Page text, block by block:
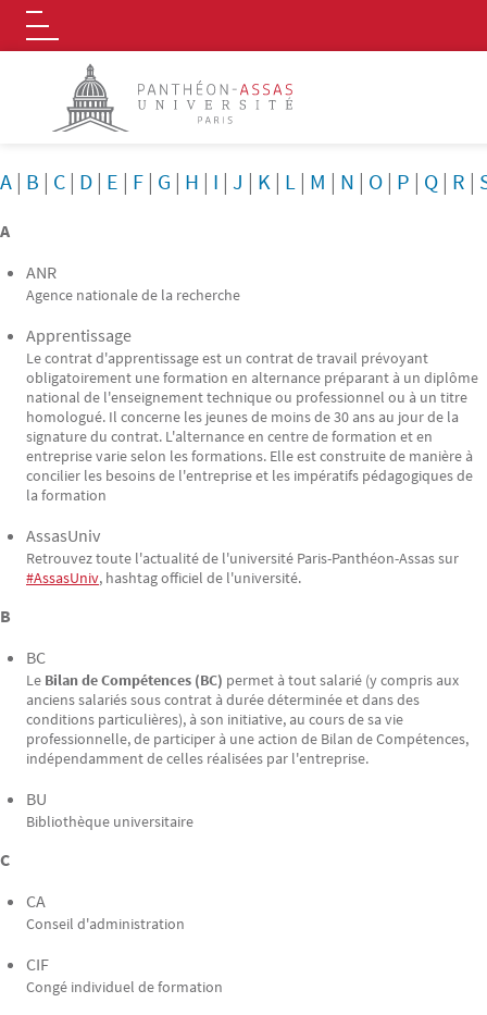
Logo
A | B | C | D | E | F | G | H | I | J | K | L | M | N | O | P | Q | R |
A
ANR
Agence nationale de la recherche
Apprentissage
Le contrat d'apprentissage est un contrat de travail prévoyant
obligatoirement une formation en alternance préparant à un diplôme
national de l'enseignement technique ou professionnel ou à un titre
homologué. Il concerne les jeunes de moins de 30 ans au jour de la
signature du contrat. L'alternance en centre de formation et en
entreprise varie selon les formations. Elle est construite de manière à
concilier les besoins de l'entreprise et les impératifs pédagogiques de
la formation
AssasUniv
Retrouvez toute l'actualité de l'université Paris-Panthéon-Assas sur
#AssasUniv, hashtag officiel de l'université.
B
BC
Le Bilan de Compétences (BC) permet à tout salarié (y compris aux
anciens salariés sous contrat à durée déterminée et dans des
conditions particulières), à son initiative, au cours de sa vie
professionnelle, de participer à une action de Bilan de Compétences,
indépendamment de celles réalisées par l'entreprise.
BU
Bibliothèque universitaire
C
CA
Conseil d'administration
CIF
Congé individuel de formation